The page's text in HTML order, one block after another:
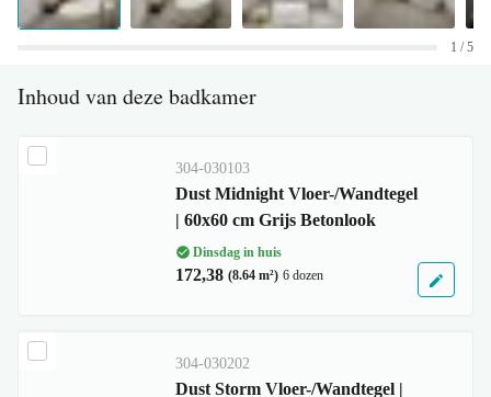
1 / 5
Inhoud van deze badkamer
304-030103
Dust Midnight Vloer-/Wandtegel
| 60x60 cm Grijs Betonlook
Dinsdag in huis
172,38 (8.64 m²) 6 dozen
304-030202
Dust Storm Vloer-/Wandtegel |